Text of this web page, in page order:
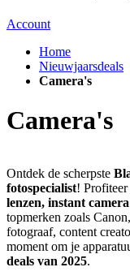
Account
Home
Nieuwjaarsdeals
Camera's
Camera's
Ontdek de scherpste
fotospecialist!
lenzen, instant
topmerken zoals
fotograaf, content
moment om je
deals van 2025.